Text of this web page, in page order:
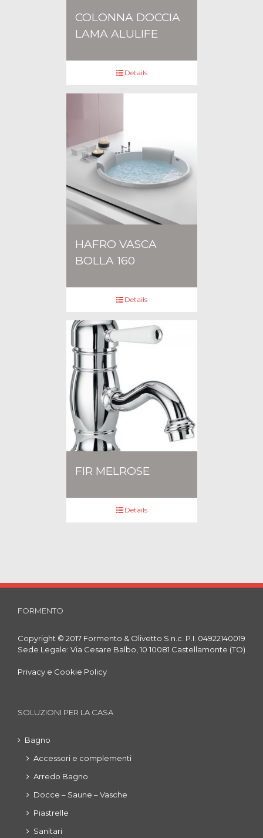
COLONNA DOCCIA
LAMA ALULIFE
Details
HAFRO VASCA
BOLLA 160
Details
FIR MELROSE
Details
FORMENTO
Copyright © 2017 Formento & Olivetto S.n.c. P.I. 04922140019
Sede Legale: Via Cesare Balbo, 10 10081 Castellamonte (TO)
Privacy e Cookie Policy
SOLUZIONI PER LA CASA
Bagno
Accessori e complementi
Arredo Bagno
Docce – Saune – Vasche
Piastrelle
Sanitari